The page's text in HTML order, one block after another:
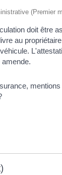
(Premier
doit être
au